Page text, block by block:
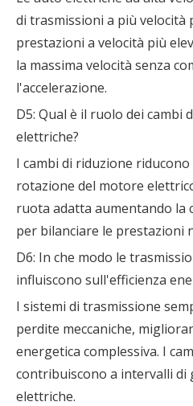
di trasmissioni a più velocità
prestazioni a velocità più
la massima velocità senza
l'accelerazione.
D5: Qual è il ruolo dei cambi
elettriche?
I cambi di riduzione
rotazione del motore
ruota adatta aumentando la
per bilanciare le prestazioni
D6: In che modo le
influiscono sull'efficienza
I sistemi di trasmissione
perdite meccaniche,
energetica complessiva. I
contribuiscono a intervalli di
elettriche.